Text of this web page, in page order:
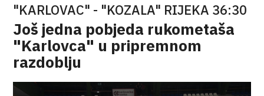
"KARLOVAC" - "KOZALA" RIJEKA 36:30
Još jedna pobjeda rukometaša
"Karlovca" u pripremnom
razdoblju